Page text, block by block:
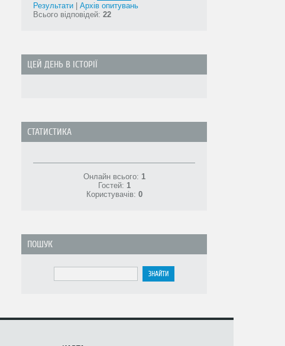
Результати
Архів опитувань
Всього відповідей: 22
ЦЕЙ ДЕНЬ В ІСТОРІЇ
СТАТИСТИКА
Онлайн всього: 1
Гостей: 1
Користувачів: 0
ПОШУК